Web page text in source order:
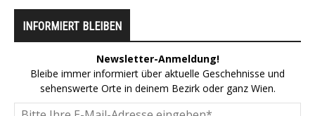
INFORMIERT BLEIBEN
Newsletter-Anmeldung!
Bleibe immer informiert über aktuelle Geschehnisse und
sehenswerte Orte in deinem Bezirk oder ganz Wien.